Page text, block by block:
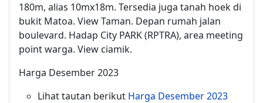
180m, alias 10mx18m. Tersedia juga tanah hoek di
bukit Matoa. View Taman. Depan rumah jalan
boulevard. Hadap City PARK (RPTRA), area meeting
point warga. View ciamik.
Harga Desember 2023
Lihat tautan berikut Harga Desember 2023